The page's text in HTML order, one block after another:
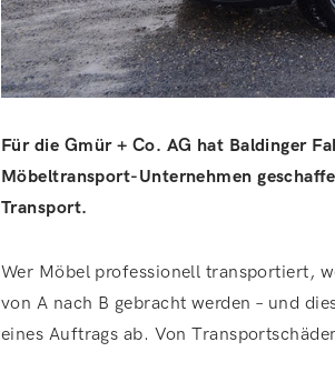
Für die Gmür + Co. AG hat Baldinger
Möbeltransport-Unternehmen
Transport.
Wer Möbel professionell transportiert,
von A nach B gebracht werden – und
eines Auftrags ab. Von